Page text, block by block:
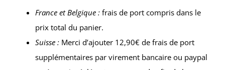
France et Belgique : frais de port compris dans le
prix total du panier.
Suisse : Merci d’ajouter 12,90€ de frais de port
supplémentaires par virement bancaire ou paypal